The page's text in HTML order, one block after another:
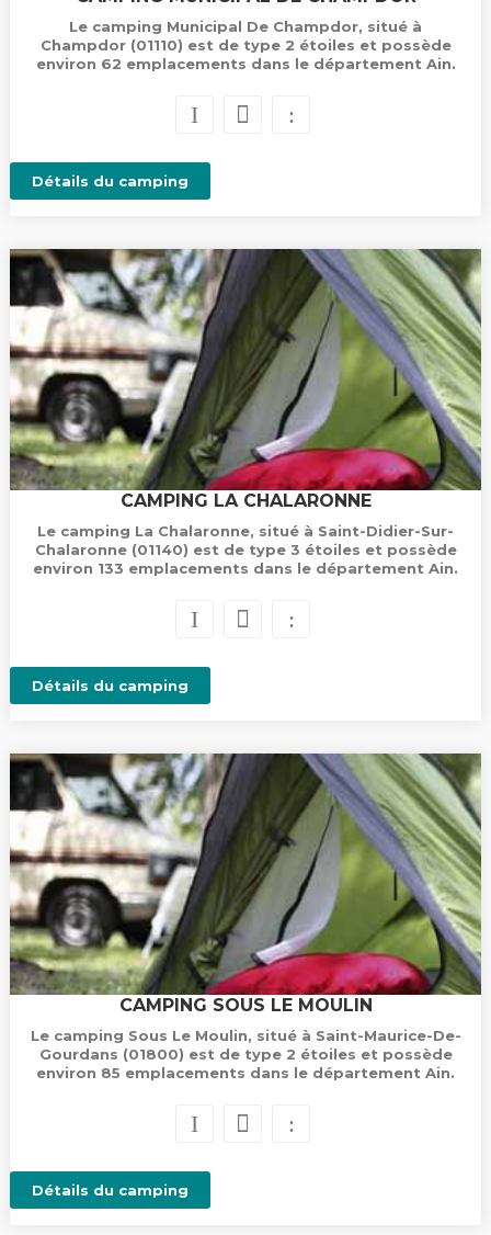
Le camping Municipal De Champdor, situé à
Champdor (01110) est de type 2 étoiles et possède
environ 62 emplacements dans le département Ain.
Détails du camping
CAMPING LA CHALARONNE
Le camping La Chalaronne, situé à Saint-Didier-Sur-
Chalaronne (01140) est de type 3 étoiles et possède
environ 133 emplacements dans le département Ain.
Détails du camping
CAMPING SOUS LE MOULIN
Le camping Sous Le Moulin, situé à Saint-Maurice-De-
Gourdans (01800) est de type 2 étoiles et possède
environ 85 emplacements dans le département Ain.
Détails du camping